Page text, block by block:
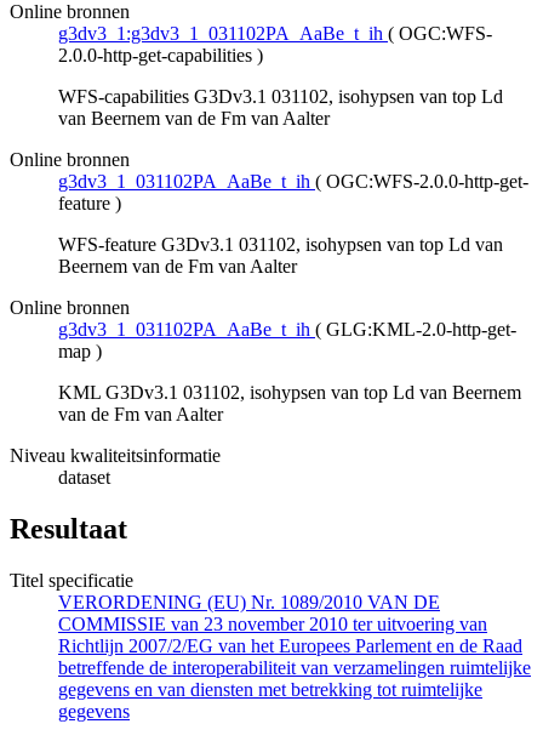
Online bronnen
g3dv3_1:g3dv3_1_031102PA_AaBe_t_ih ( OGC:WFS-
2.0.0-http-get-capabilities )
WFS-capabilities G3Dv3.1 031102, isohypsen van top Ld
van Beernem van de Fm van Aalter
Online bronnen
g3dv3_1_031102PA_AaBe_t_ih ( OGC:WFS-2.0.0-http-get-
feature )
WFS-feature G3Dv3.1 031102, isohypsen van top Ld van
Beernem van de Fm van Aalter
Online bronnen
g3dv3_1_031102PA_AaBe_t_ih ( GLG:KML-2.0-http-get-
map )
KML G3Dv3.1 031102, isohypsen van top Ld van Beernem
van de Fm van Aalter
Niveau kwaliteitsinformatie
dataset
Resultaat
Titel specificatie
VERORDENING (EU) Nr. 1089/2010 VAN DE
COMMISSIE van 23 november 2010 ter uitvoering van
Richtlijn 2007/2/EG van het Europees Parlement en de Raad
betreffende de interoperabiliteit van verzamelingen ruimtelijke
gegevens en van diensten met betrekking tot ruimtelijke
gegevens